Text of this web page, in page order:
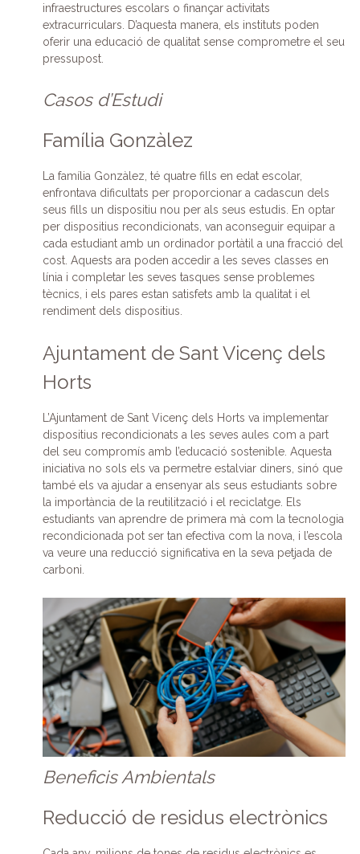
infraestructures escolars o finançar activitats
extracurriculars. D’aquesta manera, els instituts poden
oferir una educació de qualitat sense comprometre el seu
pressupost.
Casos d’Estudi
Família Gonzàlez
La família Gonzàlez, té quatre fills en edat escolar,
enfrontava dificultats per proporcionar a cadascun dels
seus fills un dispositiu nou per als seus estudis. En optar
per dispositius recondicionats, van aconseguir equipar a
cada estudiant amb un ordinador portàtil a una fracció del
cost. Aquests ara poden accedir a les seves classes en
línia i completar les seves tasques sense problemes
tècnics, i els pares estan satisfets amb la qualitat i el
rendiment dels dispositius.
Ajuntament de Sant Vicenç dels
Horts
L’Ajuntament de Sant Vicenç dels Horts va implementar
dispositius recondicionats a les seves aules com a part
del seu compromís amb l’educació sostenible. Aquesta
iniciativa no sols els va permetre estalviar diners, sinó que
també els va ajudar a ensenyar als seus estudiants sobre
la importància de la reutilització i el reciclatge. Els
estudiants van aprendre de primera mà com la tecnologia
recondicionada pot ser tan efectiva com la nova, i l’escola
va veure una reducció significativa en la seva petjada de
carboni.
Beneficis Ambientals
Reducció de residus electrònics